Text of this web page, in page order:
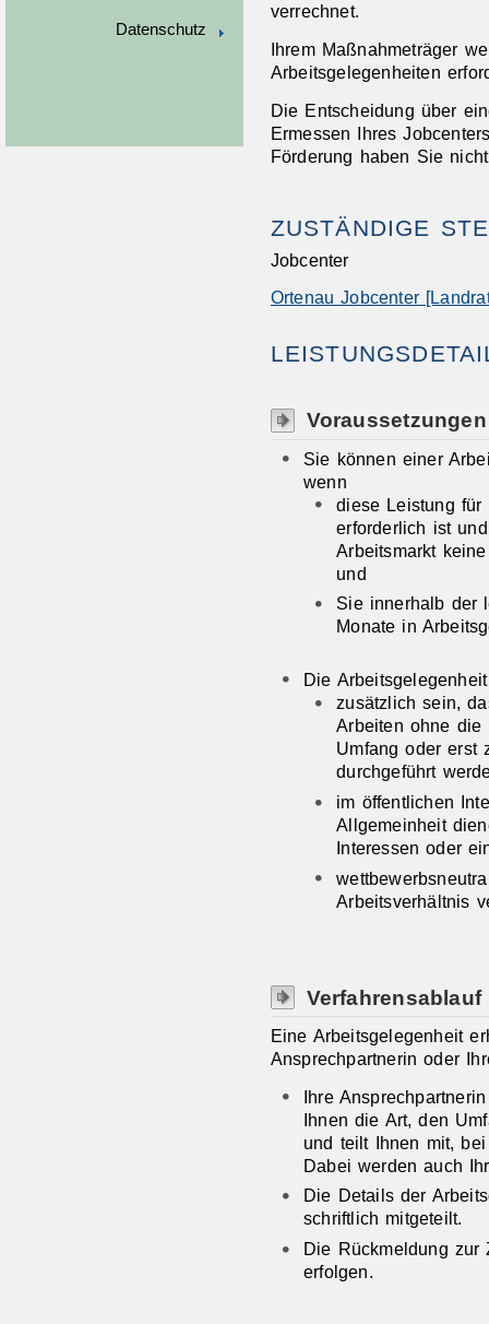
Datenschutz
verrechnet.
Ihrem Maßnahmeträger
Arbeitsgelegenheiten
Die Entscheidung über
Ermessen Ihres
Förderung haben Sie
ZUSTÄNDIGE
Jobcenter
Ortenau Jobcenter
Voraussetzungen
Sie können einer
wenn
diese Leistung
erforderlich ist
Arbeitsmarkt
und
Sie innerhalb der
Monate in
Die
zusätzlich sein,
Arbeiten ohne die
Umfang oder erst
durchgeführt
im öffentlichen
Allgemeinheit
Interessen oder
Arbeitsverhältnis
Verfahrensablauf
Eine Arbeitsgelegenheit
Ansprechpartnerin oder
Ihre
Ihnen die Art, den
und teilt Ihnen mit,
Dabei werden auch
Die Details der
schriftlich mitgeteilt.
Die Rückmeldung
erfolgen.